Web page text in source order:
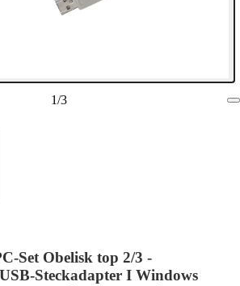
1/3
Set Obelisk top 2/3 -
Steckadapter I Windows